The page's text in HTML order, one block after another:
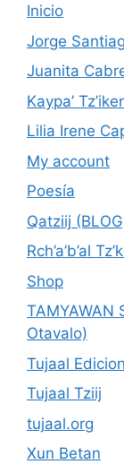
Inicio
Jorge
Juanita
Kaypa’
Lilia Irene
My account
Poesía
Qatziij
Rch’a’b’al
Shop
TAMYAWAN
Otavalo)
Tujaal
Tujaal Tziij
tujaal.org
Xun Betan